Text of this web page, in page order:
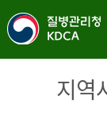
지역